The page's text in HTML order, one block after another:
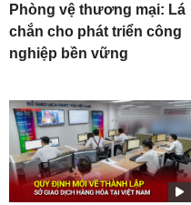
Phòng vệ thương mại: Lá
chắn cho phát triển công
nghiệp bền vững